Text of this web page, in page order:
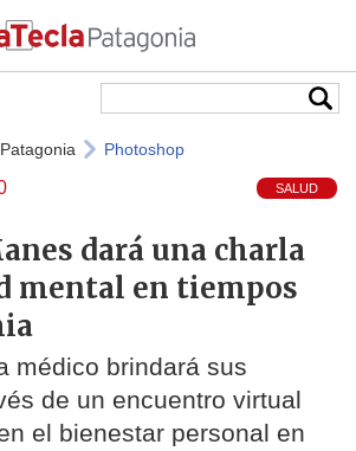
Photoshop
SALUD
dará una charla
mental en tiempos
médico brindará sus
de un encuentro virtual
el bienestar personal en